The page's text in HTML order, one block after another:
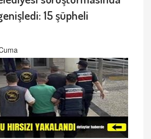
15 şüpheli